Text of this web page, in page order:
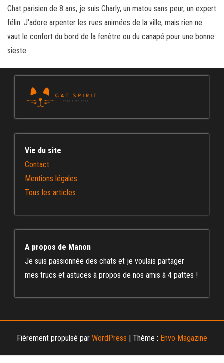
Chat parisien de 8 ans, je suis Charly, un matou sans peur, un expert
félin. J'adore arpenter les rues animées de la ville, mais rien ne
vaut le confort du bord de la fenêtre ou du canapé pour une bonne
sieste.
Vie du site
Contact
Mentions légales
Tous les articles
A propos de Manon
Je suis passionnée des chats et je voulais partager
mes trucs et astuces à propos de nos amis à 4 pattes !
Fièrement propulsé par WordPress | Thème : Envo Magazine